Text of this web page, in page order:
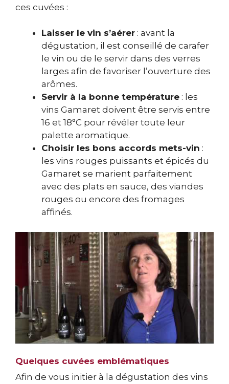
ces cuvées :
Laisser le vin s’aérer : avant la
dégustation, il est conseillé de carafer
le vin ou de le servir dans des verres
larges afin de favoriser l’ouverture des
arômes.
Servir à la bonne température : les
vins Gamaret doivent être servis entre
16 et 18°C pour révéler toute leur
palette aromatique.
Choisir les bons accords mets-vin :
les vins rouges puissants et épicés du
Gamaret se marient parfaitement
avec des plats en sauce, des viandes
rouges ou encore des fromages
affinés.
Quelques cuvées emblématiques
Afin de vous initier à la dégustation des vins